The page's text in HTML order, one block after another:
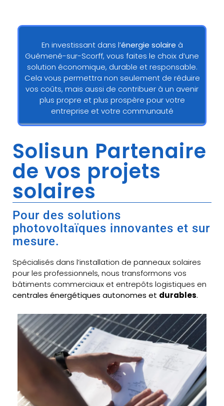
En investissant dans l’énergie solaire à
Guémené-sur-Scorff, vous faites le choix d’une
solution économique, durable et responsable.
Cela vous permettra non seulement de réduire
vos coûts, mais aussi de contribuer à un avenir
plus propre et plus prospère pour votre
entreprise et votre communauté
Solisun Partenaire
de vos projets
solaires
Pour des solutions
photovoltaïques innovantes et sur
mesure.
Spécialisés dans l’installation de panneaux solaires
pour les professionnels, nous transformons vos
bâtiments commerciaux et entrepôts logistiques en
centrales énergétiques autonomes et durables.